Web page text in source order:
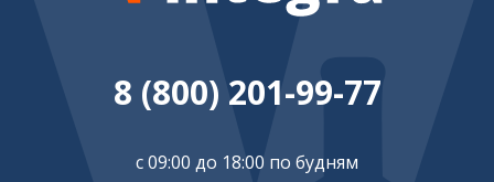
8 (800) 201-99-77
с 09:00 до 18:00 по будням